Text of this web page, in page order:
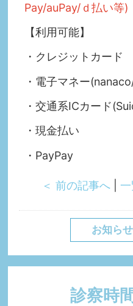
Pay/auPay/ｄ払い等)
【利用可能】
・クレジットカード
・電子マネー
・交通系ICカード
・現金払い
・PayPay
＜ 前の記事へ
お知ら
診察時